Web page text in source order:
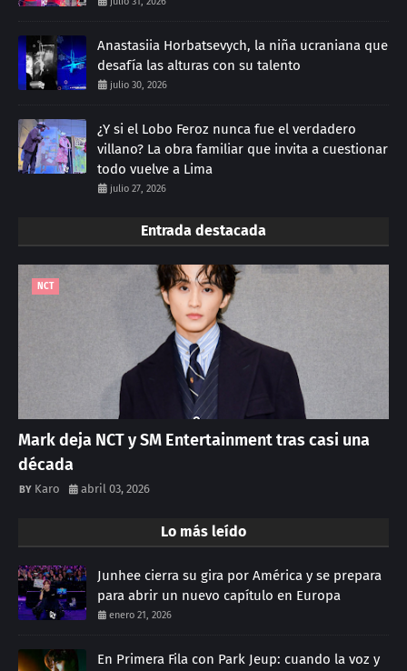
Anastasiia Horbatsevych, la niña ucraniana que
desafía las alturas con su talento
julio 30, 2026
¿Y si el Lobo Feroz nunca fue el verdadero
villano? La obra familiar que invita a cuestionar
todo vuelve a Lima
julio 27, 2026
Entrada destacada
NCT
Mark deja NCT y SM Entertainment tras casi una
década
Karo abril 03, 2026
Lo más leído
Junhee cierra su gira por América y se prepara
para abrir un nuevo capítulo en Europa
enero 21, 2026
En Primera Fila con Park Jeup: cuando la voz y